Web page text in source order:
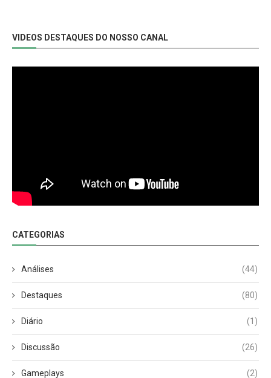
VIDEOS DESTAQUES DO NOSSO CANAL
CATEGORIAS
Análises (44)
Destaques (80)
Diário (1)
Discussão (26)
Gameplays (2)